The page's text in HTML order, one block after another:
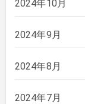
2024年10月
2024年9月
2024年8月
2024年7月